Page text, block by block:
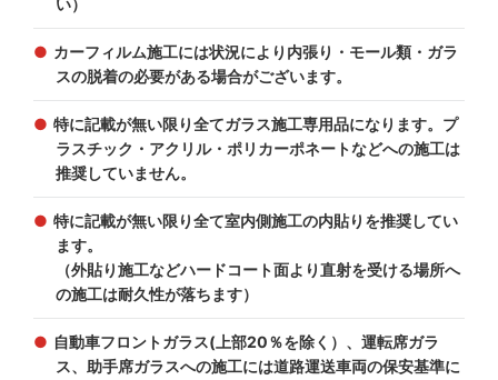
い）
カーフィルム施工には状況により内張り・モール類・ガラ
スの脱着の必要がある場合がございます。
特に記載が無い限り全てガラス施工専用品になります。プ
ラスチック・アクリル・ポリカーポネートなどへの施工は
推奨していません。
特に記載が無い限り全て室内側施工の内貼りを推奨してい
ます。
（外貼り施工などハードコート面より直射を受ける場所へ
の施工は耐久性が落ちます）
自動車フロントガラス(上部20％を除く）、運転席ガラ
ス、助手席ガラスへの施工には道路運送車両の保安基準に